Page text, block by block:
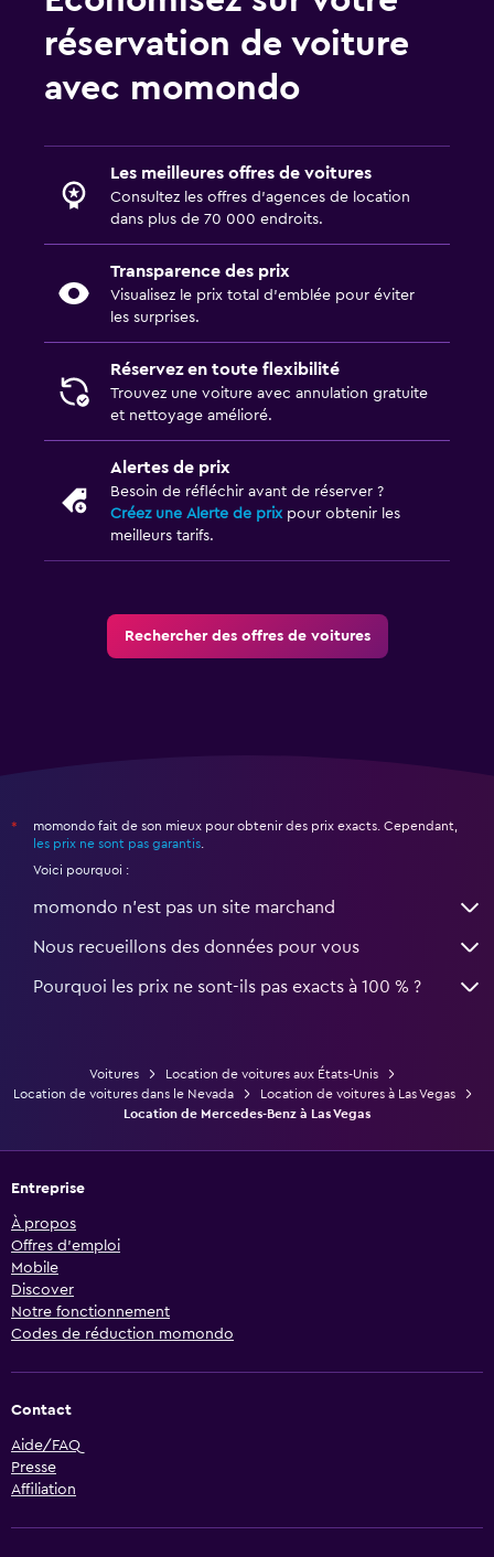
réservation de voiture
avec momondo
Les meilleures offres de voitures
Consultez les offres d’agences de location
dans plus de 70 000 endroits.
Transparence des prix
Visualisez le prix total d’emblée pour éviter
les surprises.
Réservez en toute flexibilité
Trouvez une voiture avec annulation gratuite
et nettoyage amélioré.
Alertes de prix
Besoin de réfléchir avant de réserver ?
Créez une Alerte de prixpour obtenir les
meilleurs tarifs.
Rechercher des offres de voitures
*
momondo fait de son mieux pour obtenir des prix exacts. Cependant,
les prix ne sont pas garantis
Voici pourquoi :
momondo n'est pas un site marchand
Nous recueillons des données pour vous
Pourquoi les prix ne sont-ils pas exacts à 100 % ?
Voitures
Location de voitures aux États-Unis
Location de voitures dans le Nevada
Location de voitures à Las Vegas
Location de Mercedes-Benz à Las Vegas
Entreprise
À propos
Offres d’emploi
Mobile
Discover
Notre fonctionnement
Codes de réduction momondo
Contact
Aide/FAQ
Presse
Affiliation